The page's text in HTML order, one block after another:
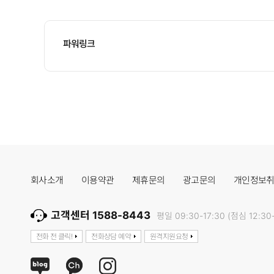
파워링크
회사소개 이용약관 제휴문의 광고문의 개인정보
고객센터 1588-8443 평일 09:30-17:30 (점심
전화 전 클릭! 전화상담 예약 원격지원요청